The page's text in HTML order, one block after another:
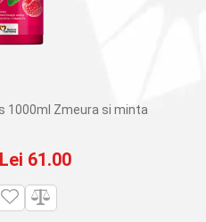
1000ml Zmeura si minta
Prețul
Lei 61.00Prețul